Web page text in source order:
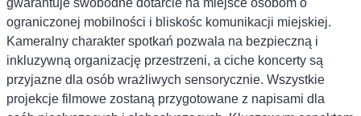
gwarantuje swobodne dotarcie na miejsce osobom o
ograniczonej mobilności i bliskośc komunikacji miejskiej.
Kameralny charakter spotkań pozwala na bezpieczną i
inkluzywną organizację przestrzeni, a ciche koncerty są
przyjazne dla osób wrażliwych sensorycznie. Wszystkie
projekcje filmowe zostaną przygotowane z napisami dla